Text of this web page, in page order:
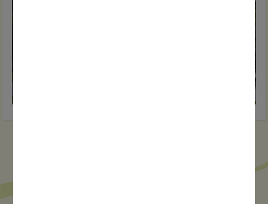
Um das Video zu sehen, müssen Sie es durch einen Klick aktivieren.